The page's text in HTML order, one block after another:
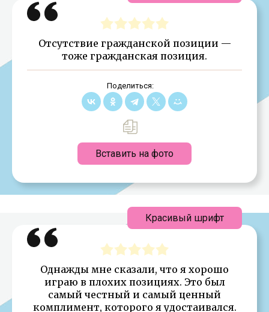
Отсутствие гражданской позиции —
тоже гражданская позиция.
Поделиться:
Вставить на фото
Однажды мне сказали, что я хорошо
играю в плохих позициях. Это был
самый честный и самый ценный
комплимент, которого я удостаивался.
Красивый шрифт